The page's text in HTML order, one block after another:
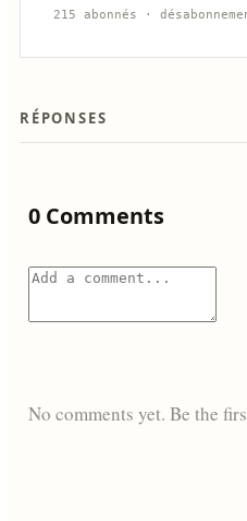
215 abonnés ·
RÉPONSES
0 Comments
No comments yet. Be the